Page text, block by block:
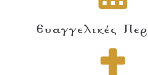
Ευαγγελικές